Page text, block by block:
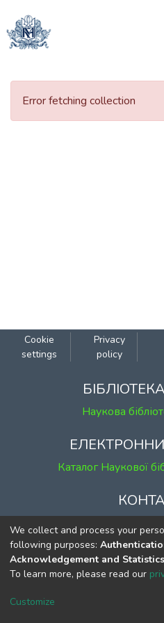
Communities
Error fetching collection
Cookie
settings
Privacy
policy
Наукова
Каталог Наукової
м. Київ, вул.
к. 1,
тел. (044)
We collect and process your
following purposes:
Acknowledgement and Statistics
To learn more, please read our
Customize